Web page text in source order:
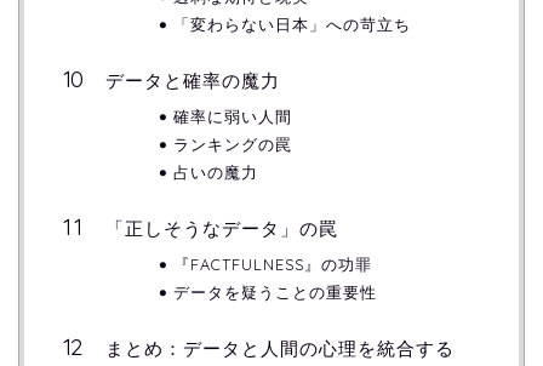
「変わらない日本」への苛立ち
データと確率の魔力
確率に弱い人間
ランキングの罠
占いの魔力
「正しそうなデータ」の罠
『FACTFULNESS』の功罪
データを疑うことの重要性
まとめ：データと人間の心理を統合する